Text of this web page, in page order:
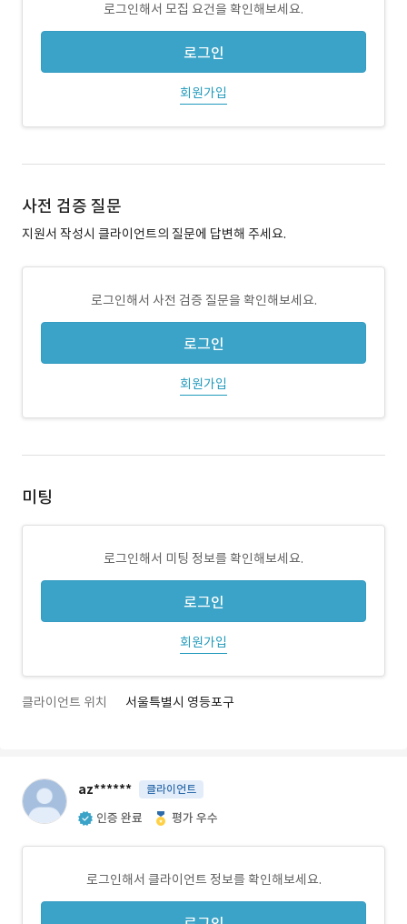
로그인해서 모집 요건을 확인해보세요.
로그인
회원가입
사전 검증 질문
지원서 작성시 클라이언트의 질문에 답변해 주세요.
로그인해서 사전 검증 질문을 확인해보세요.
로그인
회원가입
미팅
로그인해서 미팅 정보를 확인해보세요.
로그인
회원가입
클라이언트 위치 서울특별시 영등포구
az****** 클라이언트
인증 완료 평가 우수
로그인해서 클라이언트 정보를 확인해보세요.